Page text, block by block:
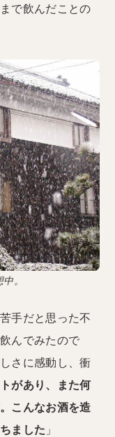
で飲んだことの
。
手だと思った不
んでみたので
さに感動し、衝
があり、また何
こんなお酒を造
ました 」